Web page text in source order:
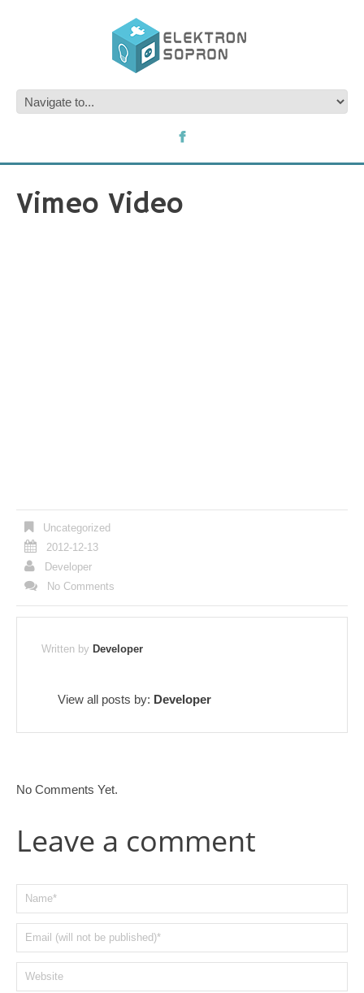
Vimeo Video
Uncategorized
2012-12-13
Developer
No Comments
Written by Developer
View all posts by: Developer
No Comments Yet.
Leave a comment